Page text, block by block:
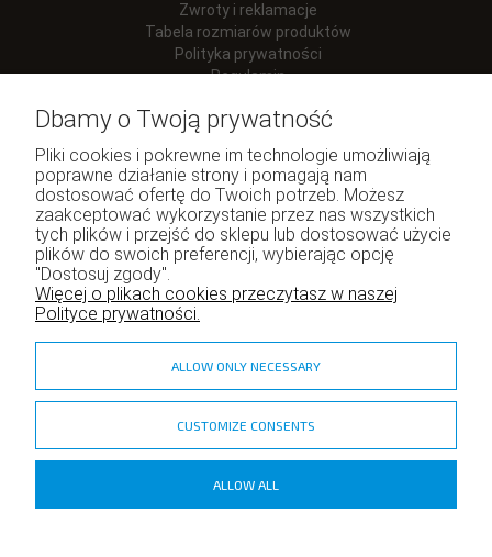
Zwroty i reklamacje
Tabela rozmiarów produktów
Polityka prywatności
Regulamin
Moje konto
Twoje zamówienia
Program lojalnościowy
Dbamy o Twoją prywatność
Pliki cookies i pokrewne im technologie umożliwiają
poprawne działanie strony i pomagają nam
dostosować ofertę do Twoich potrzeb. Możesz
zaakceptować wykorzystanie przez nas wszystkich
tych plików i przejść do sklepu lub dostosować użycie
plików do swoich preferencji, wybierając opcję
"Dostosuj zgody".
Więcej o plikach cookies przeczytasz w naszej
Polityce prywatności.
ALLOW ONLY NECESSARY
CUSTOMIZE CONSENTS
ALLOW ALL